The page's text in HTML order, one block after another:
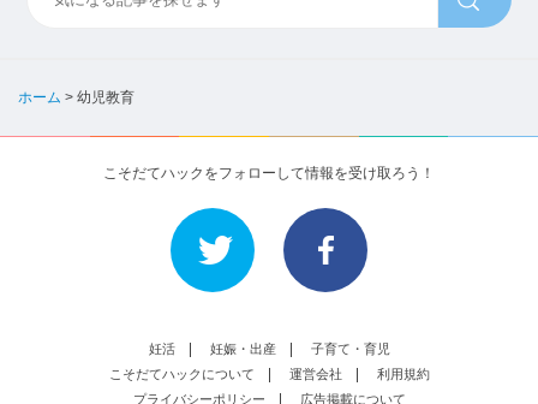
ホーム > 幼児教育
こそだてハックをフォローして情報を受け取ろう！
妊活 妊娠・出産
子育て・育児
こそだてハックについて
運営会社
利用規約
プライバシーポリシー
広告掲載について